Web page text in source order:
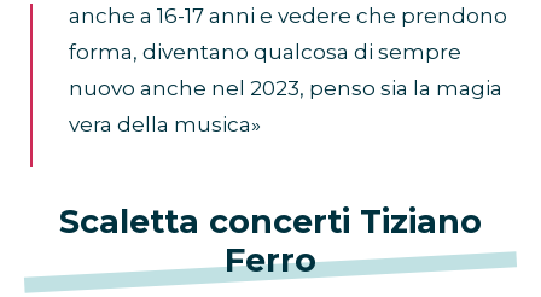
anche a 16-17 anni e vedere che prendono
forma, diventano qualcosa di sempre
nuovo anche nel 2023, penso sia la magia
vera della musica»
Scaletta concerti Tiziano
Ferro